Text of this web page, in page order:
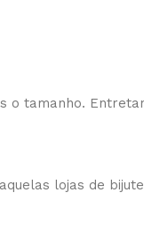
tamanho.
lojas de